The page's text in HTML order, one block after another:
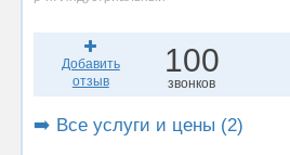
Добавить
отзыв
100
звонков
➡️ Все услуги и цены (2)